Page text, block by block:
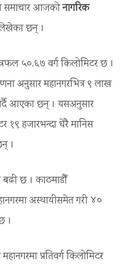
समाचार आजकोनागरिक
छन् ।
५०.६७ वर्ग किलोमिटर छ ।
अनुसार महानगरभित्र ९ लाख
आएका छन् । यसअनुसार
१९ हजारभन्दा धेरै मानिस
।
छ । काठमाडौँ
अस्थायीसमेत गरी ४०
।
प्रतिवर्ग किलोमिटर